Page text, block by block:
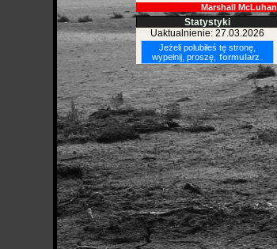
Marshall McLuhan
Statystyki
Uaktualnienie: 27.03.2026
Jeżeli polubiłeś tę stronę,
wypełnij, proszę, formularz